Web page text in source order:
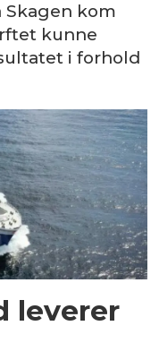
Skagen kom
kunne
i forhold
leverer